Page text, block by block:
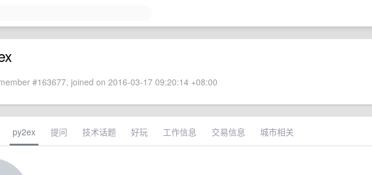
#163677, joined on 2016-03-17 09:20:14 +08:00
py2ex 提问 技术话题 好玩 工作信息 交易信息 城市相关